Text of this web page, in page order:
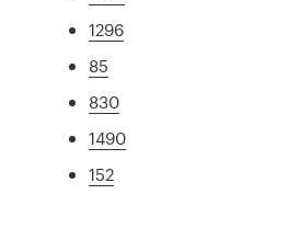
1296
85
830
1490
152